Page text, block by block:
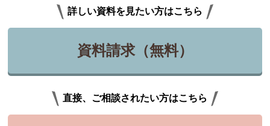
詳しい資料を見たい方はこちら
資料請求（無料）
直接、ご相談されたい方はこちら